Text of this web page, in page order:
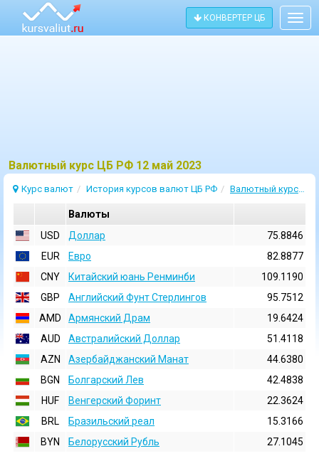
КОНВЕРТЕР ЦБ
Bалютный курс ЦБ РФ 12 май 2023
Курс валют История курсов валют ЦБ РФ Валютный курс 12 Май 2023
Валюты
USD
Доллар
75.8846
EUR
Евро
82.8877
CNY
Китайский юань Ренминби
109.1190
GBP
Английский Фунт Стерлингов
95.7512
AMD
Армянский Драм
19.6424
AUD
Австралийский Доллар
51.4118
AZN
Азербайджанский Манат
44.6380
BGN
Болгарский Лев
42.4838
HUF
Венгерский Форинт
22.3624
BRL
Бразильский реал
15.3166
BYN
Белорусский Рубль
27.1045